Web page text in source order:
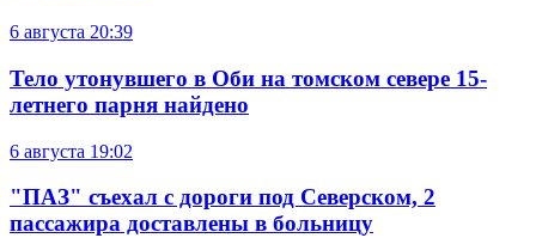
6 августа 20:39
Тело утонувшего в Оби на томском севере 15-
летнего парня найдено
6 августа 19:02
"ПАЗ" съехал с дороги под Северском, 2
пассажира доставлены в больницу